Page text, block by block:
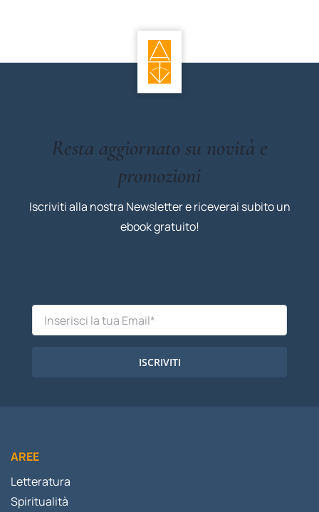
Resta aggiornato su novità e
promozioni
Iscriviti alla nostra Newsletter e riceverai subito un
ebook gratuito!
ISCRIVITI
AREE
Letteratura
Spiritualità